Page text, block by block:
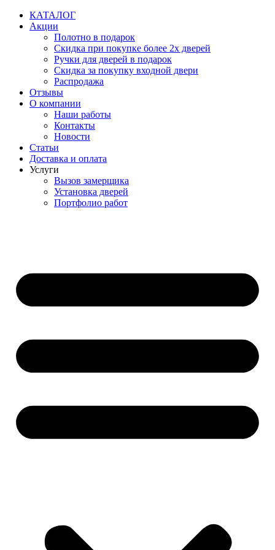
Перейти
содержимому
КАТАЛОГ
Акции
Полотно в подарок
Скидка при покупке более 2х дверей
Ручки для дверей в подарок
Скидка за покупку входной двери
Распродажа
Отзывы
О компании
Наши работы
Контакты
Новости
Статьи
Доставка и оплата
Услуги
Вызов замерщика
Установка дверей
Портфолио работ